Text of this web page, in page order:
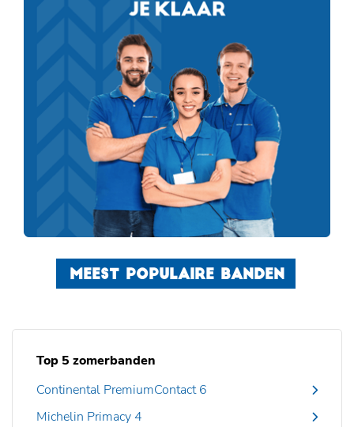
MEEST POPULAIRE BANDEN
Top 5 zomerbanden
Continental PremiumContact 6
Michelin Primacy 4